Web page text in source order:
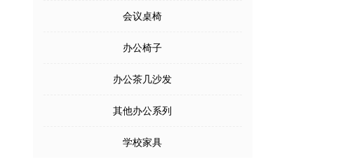
会议桌椅
办公椅子
办公茶几沙发
其他办公系列
学校家具